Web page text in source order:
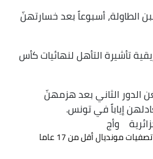
أسبوعاً بعد خسارتهنّ
تأشيرة التأهل لنهائيات كأس
الدور الثاني بعد هزمهنّ
إياباً في تونس.
وأج
مونديال أقل من 17 عاما